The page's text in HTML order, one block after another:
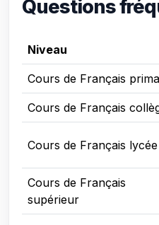
Questions
Niveau
Cours de Français
Cours de Français
Cours de Français lycée
Cours de Français
supérieur